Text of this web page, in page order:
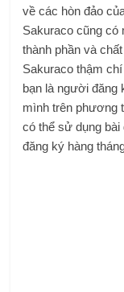
về các hòn đảo
Sakuraco cũng có
thành phần và
Sakuraco thậm
bạn là người đăng
mình trên phương
có thể sử dụng bài
đăng ký hàng